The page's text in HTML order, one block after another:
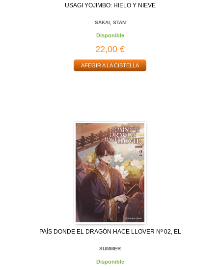
USAGI YOJIMBO: HIELO Y NIEVE
SAKAI, STAN
Disponible
22,00 €
AFEGIR A LA CISTELLA
PAÍS DONDE EL DRAGÓN HACE LLOVER Nº 02, EL
SUMMER
Disponible